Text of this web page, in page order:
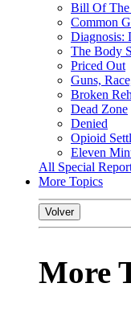
Bill Of The
Common
Diagnosis:
The Body
Priced Out
Guns,
Broken
Dead Zone
Denied
Opioid
Eleven
All Special
More Topics
Volver
More